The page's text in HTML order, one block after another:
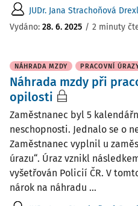
JUDr. Jana Strachoňová
Vydáno: 28. 6. 2025 / 2 minuty
NÁHRADA MZDY PRACOVNÍ
Náhrada mzdy při
opilosti
Zaměstnanec byl 5
neschopnosti. Jednalo se o
Zaměstnanec vyplnil u
úrazu“. Úraz vznikl
vyšetřován Policií ČR. V
nárok na náhradu ...